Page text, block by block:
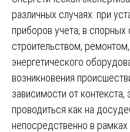
различных случаях: при
приборов учета, в спорных
строительством,
энергетического
возникновения
зависимости от
проводиться как на
непосредственно в рамках